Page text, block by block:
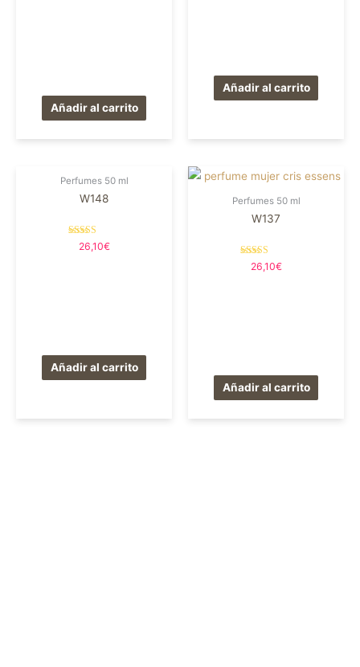
Añadir al carrito
Añadir al carrito
Perfumes 50 ml
W148
Valorado en
5.00
26,10€
Añadir al carrito
Perfumes 50 ml
W137
Valorado en
5.00
26,10€
Añadir al carrito